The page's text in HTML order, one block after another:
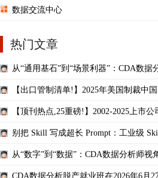
数据交流中心
热门文章
从“通用基石”到“场景利器”：CDA数据
【出口管制清单!】2025年美国制裁中国
【顶刊热点,25重磅!】2002-2025上市公
别把 Skill 写成超长 Prompt：工业级
从“数字”到“数据”：CDA数据分析师视
CDA数据分析脱产就业班在2026年6月